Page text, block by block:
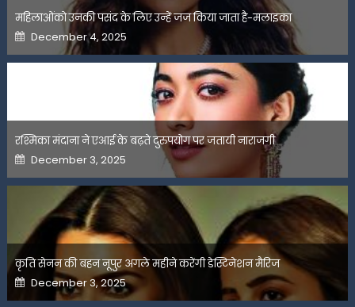
महिलाओंको उनकी पसंद के लिए उन्हें जज किया जाता है-मलाइका
Posted
on
December 4, 2025
रश्मिका मंदाना ने एआई के बढ़ते दुरुपयोग पर जतायी नाराजगी
Posted
on
December 3, 2025
कृति सेनन की बहन नूपुर अगले महीने करेंगी डेस्टिनेशन मैरिज
Posted
on
December 3, 2025